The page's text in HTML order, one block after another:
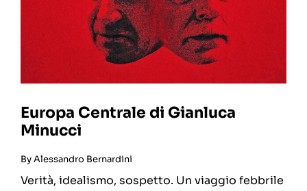
Europa Centrale di Gianluca
Minucci
ByAlessandro Bernardini
Verità, idealismo, sospetto. Un viaggio febbrile